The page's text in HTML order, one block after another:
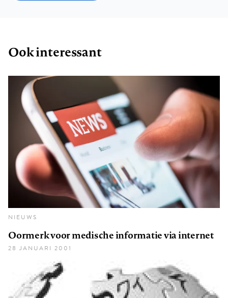
Ook interessant
NIEUWS
Oormerk voor medische informatie via internet
28 JANUARI 2001